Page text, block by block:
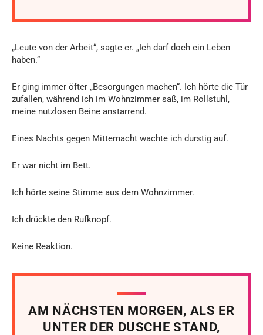
„Leute von der Arbeit“, sagte er. „Ich darf doch ein Leben
haben.“
Er ging immer öfter „Besorgungen machen“. Ich hörte die Tür
zufallen, während ich im Wohnzimmer saß, im Rollstuhl,
meine nutzlosen Beine anstarrend.
Eines Nachts gegen Mitternacht wachte ich durstig auf.
Er war nicht im Bett.
Ich hörte seine Stimme aus dem Wohnzimmer.
Ich drückte den Rufknopf.
Keine Reaktion.
AM NÄCHSTEN MORGEN, ALS ER
UNTER DER DUSCHE STAND,